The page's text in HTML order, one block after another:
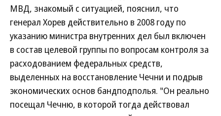
МВД, знакомый с ситуацией, пояснил, что
генерал Хорев действительно в 2008 году по
указанию министра внутренних дел был включен
в состав целевой группы по вопросам контроля за
расходованием федеральных средств,
выделенных на восстановление Чечни и подрыв
экономических основ бандподполья. "Он реально
посещал Чечню, в которой тогда действовал